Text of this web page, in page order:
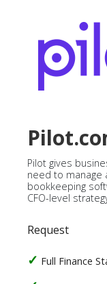
Pilot gives
need to manage
bookkeeping
CFO-level
Request
Full Finance